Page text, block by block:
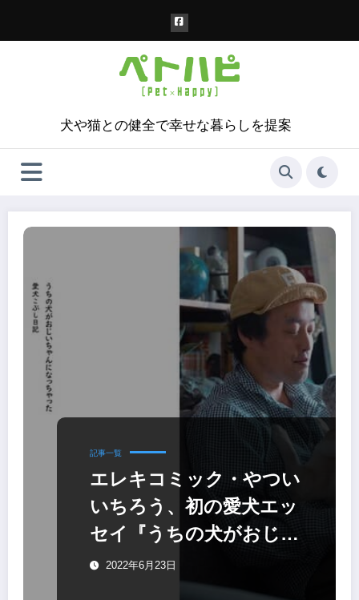
犬や猫との健全で幸せな暮らしを提案
記事一覧
エレキコミック・やつい
いちろう、初の愛犬エッ
セイ『うちの犬がおじい
ちゃんになっちゃった
愛犬こぶし日記』
2022年6月23日